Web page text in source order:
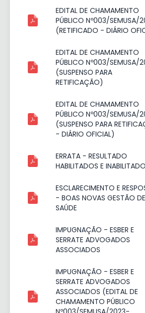
EDITAL DE CHAMAMENTO
PÚBLICO Nº003/SEMUSA/
(RETIFICADO - DIÁRIO
EDITAL DE CHAMAMENTO
PÚBLICO Nº003/SEMUSA/
(SUSPENSO PARA
RETIFICAÇÃO)
EDITAL DE CHAMAMENTO
PÚBLICO Nº003/SEMUSA/
(SUSPENSO PARA
- DIÁRIO OFICIAL)
ERRATA - RESULTADO
HABILITADOS E
ESCLARECIMENTO E
- BOAS NOVAS GESTÃO DE
SAÚDE
IMPUGNAÇÃO - ESBER E
SERRATE ADVOGADOS
ASSOCIADOS
IMPUGNAÇÃO - ESBER E
SERRATE ADVOGADOS
ASSOCIADOS (EDITAL DE
CHAMAMENTO PÚBLICO